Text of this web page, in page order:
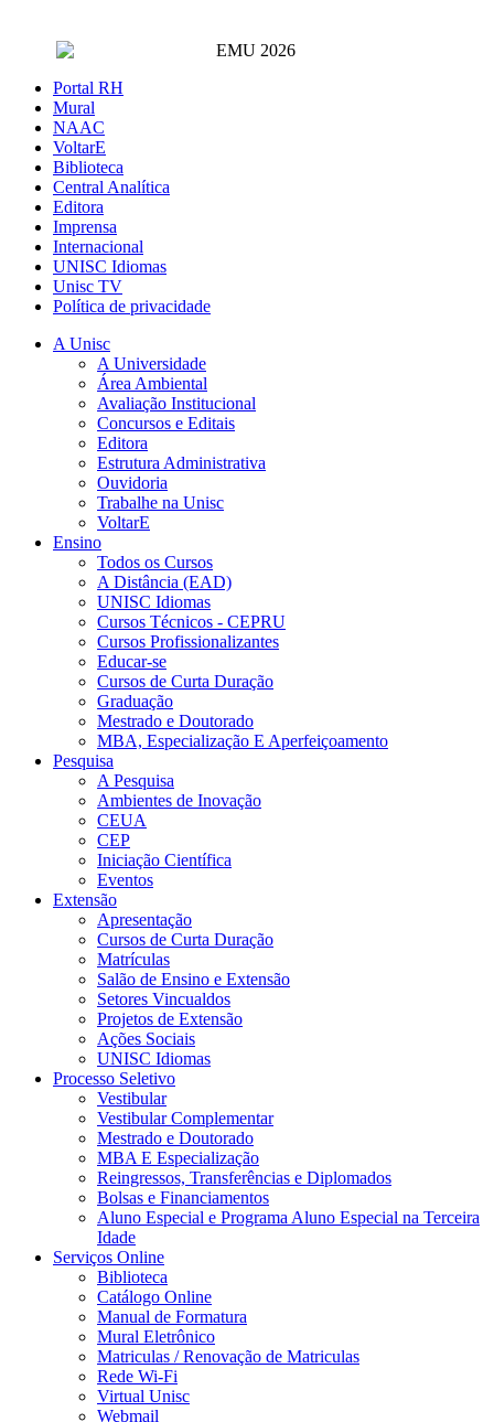
Portal RH
Mural
NAAC
VoltarE
Biblioteca
Central Analítica
Editora
Imprensa
Internacional
UNISC Idiomas
Unisc TV
Política de privacidade
A Unisc
A Universidade
Área Ambiental
Avaliação Institucional
Concursos e Editais
Editora
Estrutura Administrativa
Ouvidoria
Trabalhe na Unisc
VoltarE
Ensino
Todos os Cursos
A Distância (EAD)
UNISC Idiomas
Cursos Técnicos - CEPRU
Cursos Profissionalizantes
Educar-se
Cursos de Curta Duração
Graduação
Mestrado e Doutorado
MBA, Especialização E Aperfeiçoamento
Pesquisa
A Pesquisa
Ambientes de Inovação
CEUA
CEP
Iniciação Científica
Eventos
Extensão
Apresentação
Cursos de Curta Duração
Matrículas
Salão de Ensino e Extensão
Setores Vincualdos
Projetos de Extensão
Ações Sociais
UNISC Idiomas
Processo Seletivo
Vestibular
Vestibular Complementar
Mestrado e Doutorado
MBA E Especialização
Reingressos, Transferências e Diplomados
Bolsas e Financiamentos
Aluno Especial e Programa Aluno Especial na Terceira
Idade
Serviços Online
Biblioteca
Catálogo Online
Manual de Formatura
Mural Eletrônico
Matriculas / Renovação de Matriculas
Rede Wi-Fi
Virtual Unisc
Webmail